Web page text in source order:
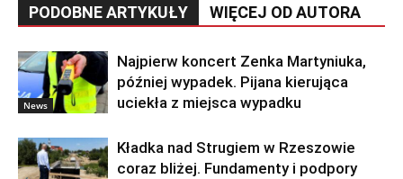
PODOBNE ARTYKUŁY WIĘCEJ OD AUTORA
News
Najpierw koncert Zenka Martyniuka,
później wypadek. Pijana kierująca
uciekła z miejsca wypadku
Kładka nad Strugiem w Rzeszowie
coraz bliżej. Fundamenty i podpory